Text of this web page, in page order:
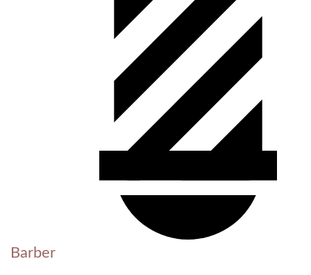
Barber